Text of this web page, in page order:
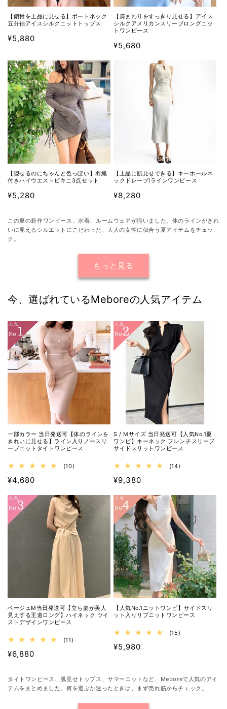
【鎖骨を上品に見せる】ボートネック
五分袖アイスシルクニットトップス
通
価
格
¥5,880
【肩まわりをすっきり見せる】アイス
シルクアメリカンスリーブロングニッ
トワンピース
通
¥5,680
【隠せるのにちゃんと色っぽい】羽織
付きハイウエストビキニ3点セット
通
価
格
¥5,280
【上品に肌見せできる】キーホールネ
ックドレープIラインワンピース
通
価
格
¥8,280
この夏の新作ワンピース、水着、ルームウェアが揃いました。体のラインがきれ
いに見えるシルエットにこだわった、大人の女性に似合う夏アイテムをチェッ
ク。
もっと見る
今、選ばれているMeboreの人気アイテム
一部カラー 当日発送可【体のラインを
きれいに見せる】ライン入りノースリ
ーブニットタイトワンピース
(10)
ー
数
の
合
計
通
価
格
¥4,680
S / Mサイズ 当日発送可【人気No.1夏
ワンピ】キーネック フレンチスリーブ
サイドスリットワンピース
(14)
ー
数
の
合
計
通
価
格
¥9,380
ベージュM当日発送可【立ち姿が美人
見えする王道ロング】ハイネック ツイ
ストデザインワンピース
(11)
数
の
合
通
価
格
¥6,880
【人気No.1ニットワンピ】サイドスリ
ット入りリブニットワンピース
(15)
の
合
通
格
¥5,980
タイトワンピース、肌見せトップス、サマーニットなど、Meboreで人気のアイ
テムをまとめました。何を選ぶか迷ったときは、まず売れ筋からチェック。